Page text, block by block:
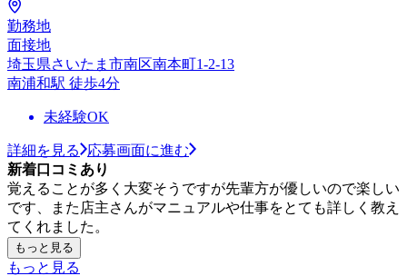
勤務地
面接地
埼玉県さいたま市南区南本町1-2-13
南浦和駅 徒歩4分
未経験OK
詳細を見る
応募画面に進む
新着口コミあり
覚えることが多く大変そうですが先輩方が優しいので楽しい
です、また店主さんがマニュアルや仕事をとても詳しく教え
てくれました。
もっと見る
もっと見る